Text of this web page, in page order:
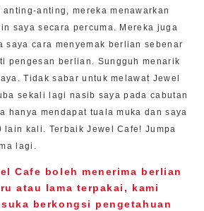
anting, mereka menawarkan
saya secara percuma. Mereka juga
saya cara menyemak berlian sebenar
pengesan berlian. Sungguh menarik
Tidak sabar untuk melawat Jewel
sekali lagi nasib saya pada cabutan
hanya mendapat tuala muka dan saya
lain kali. Terbaik Jewel Cafe! Jumpa
lagi.
Cafe boleh menerima berlian
atau lama terpakai, kami
berkongsi pengetahuan